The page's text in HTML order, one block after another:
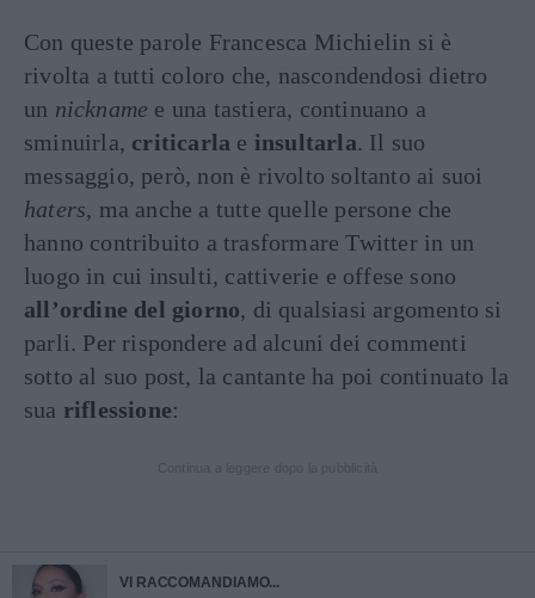
Con queste parole Francesca Michielin si è
rivolta a tutti coloro che, nascondendosi dietro
un nickname e una tastiera, continuano a
sminuirla, criticarla e insultarla. Il suo
messaggio, però, non è rivolto soltanto ai suoi
haters, ma anche a tutte quelle persone che
hanno contribuito a trasformare Twitter in un
luogo in cui insulti, cattiverie e offese sono
all’ordine del giorno, di qualsiasi argomento si
parli. Per rispondere ad alcuni dei commenti
sotto al suo post, la cantante ha poi continuato la
sua riflessione:
VI RACCOMANDIAMO...